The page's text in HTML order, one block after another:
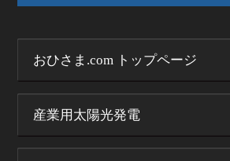
おひさま.com トップページ
産業用太陽光発電